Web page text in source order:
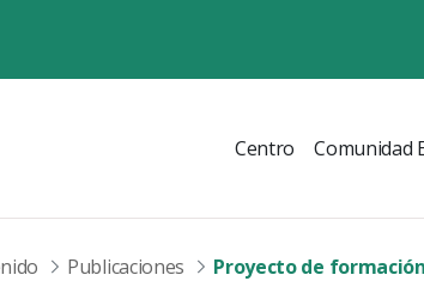
Centro Comunidad
Publicaciones